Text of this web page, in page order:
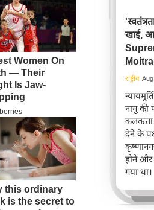
खाई,
Moitra
राष्ट्रीय
नागू की
देने के
होने और
गया था।